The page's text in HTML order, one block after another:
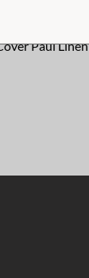
Paul Linen